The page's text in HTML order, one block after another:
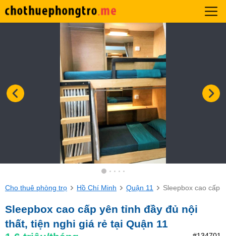
Cho thuê phòng trọ Hồ Chí Minh Quận 11 Sleepbox cao cấp
Sleepbox cao cấp yên tỉnh đầy đủ nội
thất, tiện nghi giá rẻ tại Quận 11